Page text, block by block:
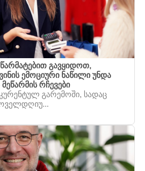
გავყიდოთ,
ემოციური ნაწილი უნდა
რჩევები
გარემოში, სადაც